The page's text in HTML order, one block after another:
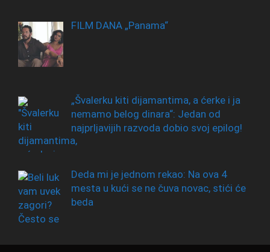
FILM DANA „Panama“
„Švalerku kiti dijamantima, a ćerke i ja
nemamo belog dinara“: Jedan od
najprljavijih razvoda dobio svoj epilog!
Deda mi je jednom rekao: Na ova 4
mesta u kući se ne čuva novac, stići će
beda